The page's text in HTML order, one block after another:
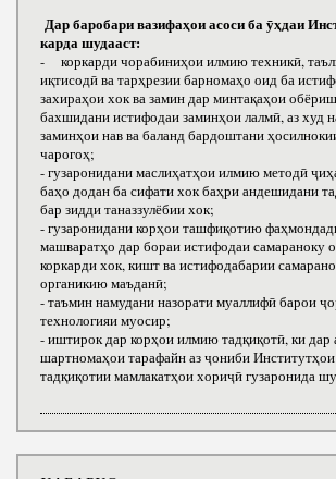
Дар баробари вазифаҳои асоси ба ӯҳдаи
карда шудааст:
- коркарди чорабиниҳои илмию техникӣ,
иқтисодӣ ва тарҳрезии барномаҳо оид ба
захираҳои хок ва замин дар минтақаҳои
бахшидани истифодаи заминҳои лалмӣ, аз худ
заминҳои нав ва баланд бардоштани
чарогоҳ;
- гузаронидани маслиҳатҳои илмию методӣ
баҳо додан ба сифати хок баҳри андешидани
бар зидди таназзулёбии хок;
- гузаронидани корҳои ташфиқотию
машваратҳо дар бораи истифодаи самараноку
коркарди хок, кишт ва истифодабарии
органикию маъданӣ;
- таъмин намудани назорати муаллифӣ барои
технологияи муосир;
- иштирок дар корҳои илмию тадқиқотӣ, ки дар
шартномаҳои тарафайн аз ҷониби
тадқиқотии мамлакатҳои хориҷӣ гузаронида